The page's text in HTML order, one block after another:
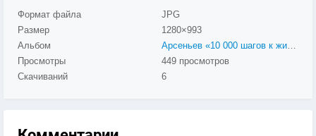
Формат файла
JPG
Размер
1280×993
Альбом
Арсеньев «10 000 шагов к жизни» в 2024
Просмотры
449 просмотров
Скачиваний
6